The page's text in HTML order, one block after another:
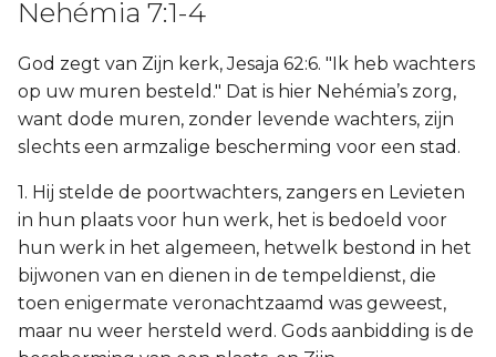
Nehémia 7:1-4
God zegt van Zijn kerk, Jesaja 62:6. "Ik heb wachters
op uw muren besteld." Dat is hier Nehémia’s zorg,
want dode muren, zonder levende wachters, zijn
slechts een armzalige bescherming voor een stad.
1. Hij stelde de poortwachters, zangers en Levieten
in hun plaats voor hun werk, het is bedoeld voor
hun werk in het algemeen, hetwelk bestond in het
bijwonen van en dienen in de tempeldienst, die
toen enigermate veronachtzaamd was geweest,
maar nu weer hersteld werd. Gods aanbidding is de